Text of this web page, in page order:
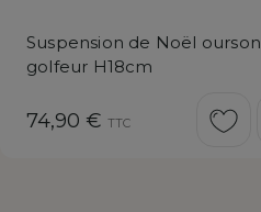
Suspension de Noël ourson
golfeur H18cm
Prix
74,90 € TTC